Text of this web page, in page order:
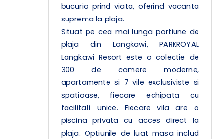
bucuria prind viata, oferind vacanta
suprema la plaja.
Situat pe cea mai lunga portiune de
plaja din Langkawi, PARKROYAL
Langkawi Resort este o colectie de
300 de camere moderne,
apartamente si 7 vile exclusiviste si
spatioase, fiecare echipata cu
facilitati unice. Fiecare vila are o
piscina privata cu acces direct la
plaja. Optiunile de luat masa includ